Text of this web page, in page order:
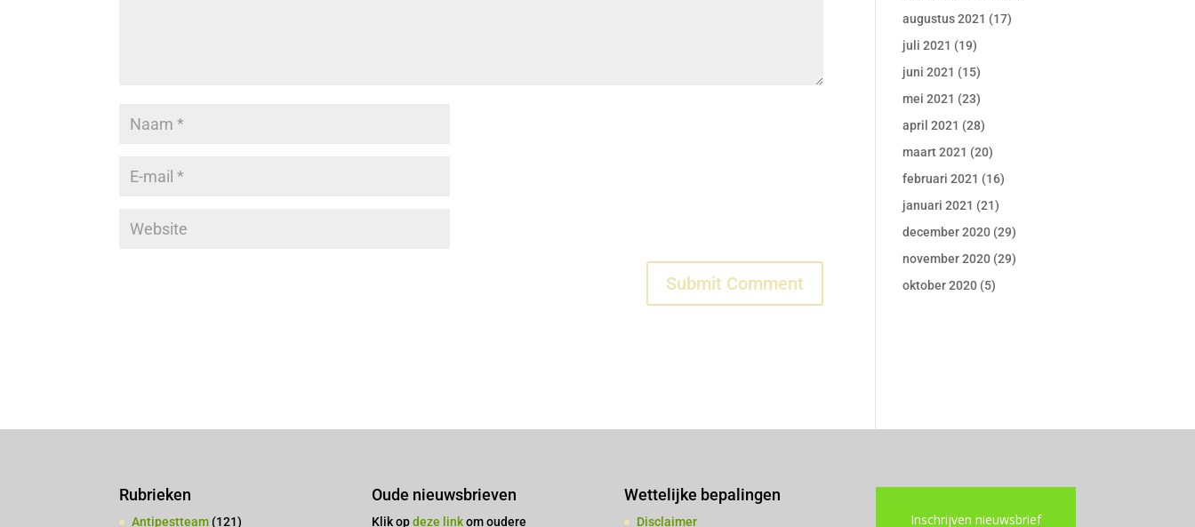
augustus 2021 (17)
juli 2021 (19)
juni 2021 (15)
mei 2021 (23)
april 2021 (28)
maart 2021 (20)
februari 2021 (16)
januari 2021 (21)
december 2020 (29)
november 2020 (29)
oktober 2020 (5)
Rubrieken
Antipestteam (121)
Oude nieuwsbrieven
Klik opdeze linkom oudere
Wettelijke bepalingen
Disclaimer Inschrijven nieuwsbrief